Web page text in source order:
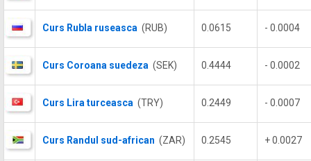
Curs Rubla ruseasca (RUB) 0.0615 - 0.0004
Curs Coroana suedeza (SEK) 0.4444 - 0.0002
Curs Lira turceasca (TRY) 0.2449 - 0.0007
Curs Randul sud-african (ZAR) 0.2545 + 0.0027